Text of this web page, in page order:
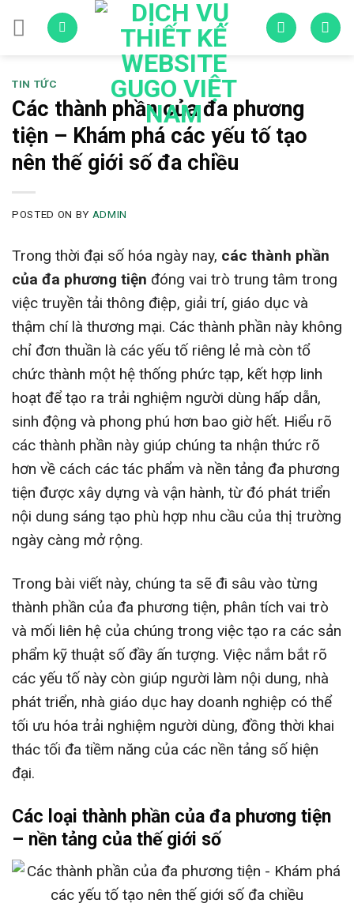
TIN TỨC
Các thành phần của đa phương
tiện – Khám phá các yếu tố tạo
nên thế giới số đa chiều
POSTED ON BY ADMIN
Trong thời đại số hóa ngày nay, các thành phần
của đa phương tiện đóng vai trò trung tâm trong
việc truyền tải thông điệp, giải trí, giáo dục và
thậm chí là thương mại. Các thành phần này không
chỉ đơn thuần là các yếu tố riêng lẻ mà còn tổ
chức thành một hệ thống phức tạp, kết hợp linh
hoạt để tạo ra trải nghiệm người dùng hấp dẫn,
sinh động và phong phú hơn bao giờ hết. Hiểu rõ
các thành phần này giúp chúng ta nhận thức rõ
hơn về cách các tác phẩm và nền tảng đa phương
tiện được xây dựng và vận hành, từ đó phát triển
nội dung sáng tạo phù hợp nhu cầu của thị trường
ngày càng mở rộng.
Trong bài viết này, chúng ta sẽ đi sâu vào từng
thành phần của đa phương tiện, phân tích vai trò
và mối liên hệ của chúng trong việc tạo ra các sản
phẩm kỹ thuật số đầy ấn tượng. Việc nắm bắt rõ
các yếu tố này còn giúp người làm nội dung, nhà
phát triển, nhà giáo dục hay doanh nghiệp có thể
tối ưu hóa trải nghiệm người dùng, đồng thời khai
thác tối đa tiềm năng của các nền tảng số hiện
đại.
Các loại thành phần của đa phương tiện
– nền tảng của thế giới số